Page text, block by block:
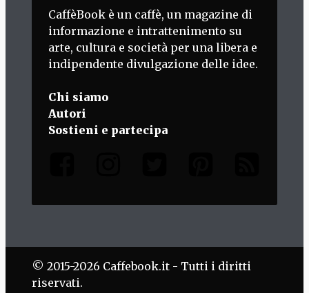
CaffèBook è un caffè, un magazine di
informazione e intrattenimento su
arte, cultura e società per una libera e
indipendente divulgazione delle idee.
Chi siamo
Autori
Sostieni e partecipa
© 2015-2026 Caffebook.it - Tutti i diritti
riservati.